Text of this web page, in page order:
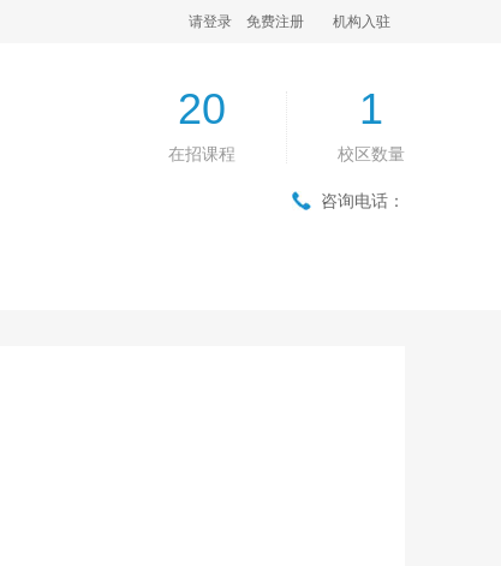
机构入驻
请登录 免费注册
20
在招课程
1
校区数量
咨询电话：